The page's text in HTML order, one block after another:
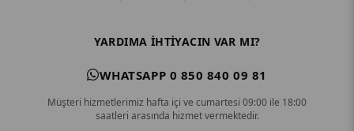
YARDIMA IHTIYACIN VAR MI?
WHATSAPP 0 850 840 09 81
Müşteri hizmetlerimiz hafta içi ve cumartesi 09:00 ile 18:00
saatleri arasında hizmet vermektedir.